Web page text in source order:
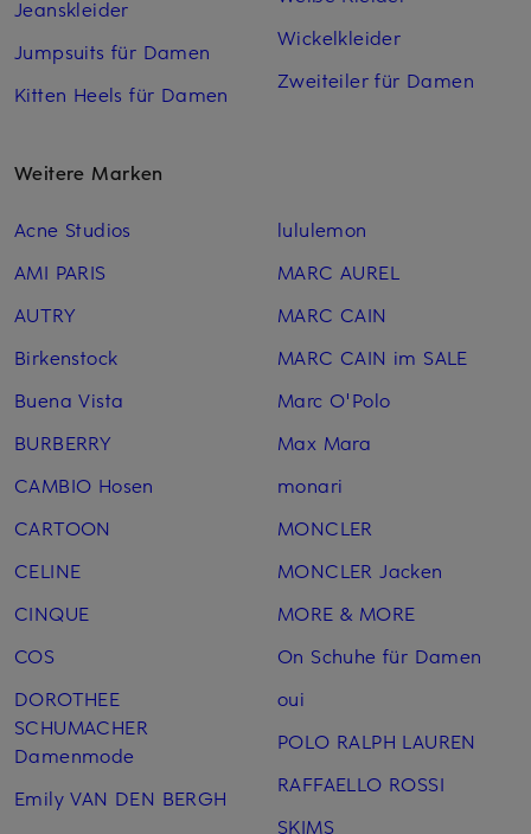
Jeanskleider
Jumpsuits für Damen
Kitten Heels für Damen
Wickelkleider
Zweiteiler für Damen
Weitere Marken
Acne Studios
AMI PARIS
AUTRY
Birkenstock
Buena Vista
BURBERRY
CAMBIO Hosen
CARTOON
CELINE
CINQUE
COS
DOROTHEE
SCHUMACHER
Damenmode
Emily VAN DEN BERGH
lululemon
MARC AUREL
MARC CAIN
MARC CAIN im SALE
Marc O'Polo
Max Mara
monari
MONCLER
MONCLER Jacken
MORE & MORE
On Schuhe für Damen
oui
POLO RALPH LAUREN
RAFFAELLO ROSSI
SKIMS